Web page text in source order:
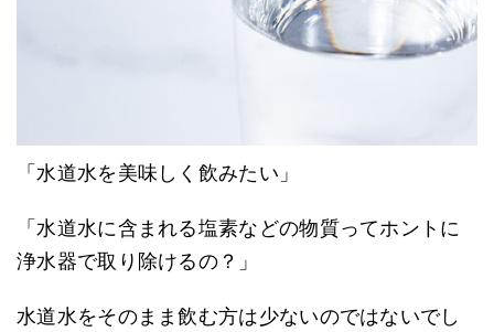
「水道水を美味しく飲みたい」
「水道水に含まれる塩素などの物質ってホントに
浄水器で取り除けるの？」
水道水をそのまま飲む方は少ないのではないでし